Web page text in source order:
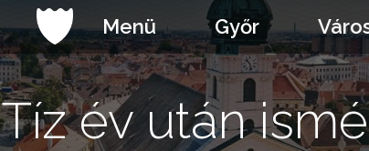
a
tartalomhoz
Menü Győr
Tíz év után